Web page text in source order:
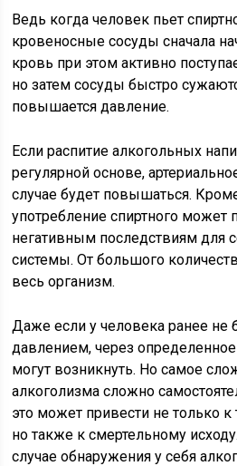
Ведь когда человек пьет
кровеносные сосуды сначала
кровь при этом активно
но затем сосуды быстро
повышается давление.
Если распитие алкогольных
регулярной основе,
случае будет повышаться.
употребление спиртного может
негативным последствиям для
системы. От большого
весь организм.
Даже если у человека ранее не
давлением, через
могут возникнуть. Но самое
алкоголизма сложно
это может привести не только
но также к смертельному
случае обнаружения у себя